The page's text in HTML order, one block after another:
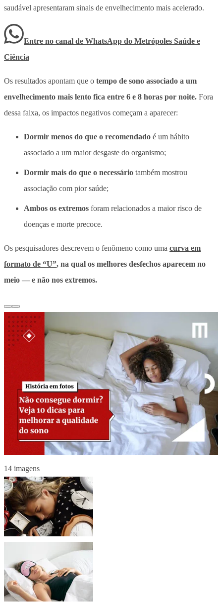
saudável apresentaram sinais de envelhecimento mais acelerado.
Entre no canal de WhatsApp do Metrópoles Saúde e
Ciência
Os resultados apontam que o tempo de sono associado a um
envelhecimento mais lento fica entre 6 e 8 horas por noite. Fora
dessa faixa, os impactos negativos começam a aparecer:
Dormir menos do que o recomendado é um hábito
associado a um maior desgaste do organismo;
Dormir mais do que o necessário também mostrou
associação com pior saúde;
Ambos os extremos foram relacionados a maior risco de
doenças e morte precoce.
Os pesquisadores descrevem o fenômeno como uma curva em
formato de “U”, na qual os melhores desfechos aparecem no
meio — e não nos extremos.
14 imagens